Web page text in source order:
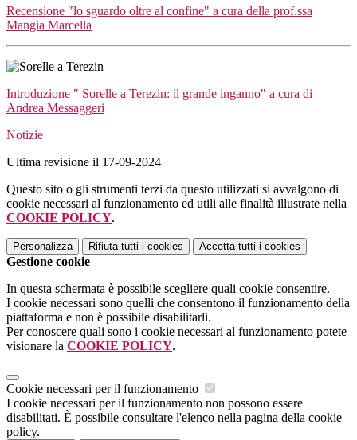
Recensione "lo sguardo oltre al confine" a cura della prof.ssa
Mangia Marcella
Introduzione " Sorelle a Terezin: il grande inganno" a cura di
Andrea Messaggeri
Notizie
Ultima revisione il 17-09-2024
Questo sito o gli strumenti terzi da questo utilizzati si avvalgono di
cookie necessari al funzionamento ed utili alle finalità illustrate nella
COOKIE POLICY.
Personalizza Rifiuta tutti i cookies Accetta tutti i cookies
Gestione cookie
In questa schermata è possibile scegliere quali cookie consentire.
I cookie necessari sono quelli che consentono il funzionamento della
piattaforma e non è possibile disabilitarli.
Per conoscere quali sono i cookie necessari al funzionamento potete
visionare la COOKIE POLICY.
Cookie necessari per il funzionamento
I cookie necessari per il funzionamento non possono essere
disabilitati. È possibile consultare l'elenco nella pagina della cookie
policy.